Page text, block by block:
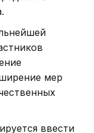
мер
ввести